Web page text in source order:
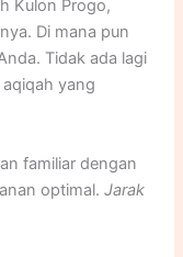
Kulon Progo,
Di mana pun
Tidak ada lagi
yang
familiar dengan
optimal. Jarak